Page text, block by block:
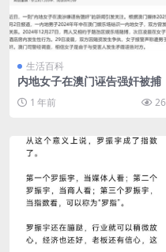
生活百科
内地女子在澳门诬告强奸被捕
1 年前 26